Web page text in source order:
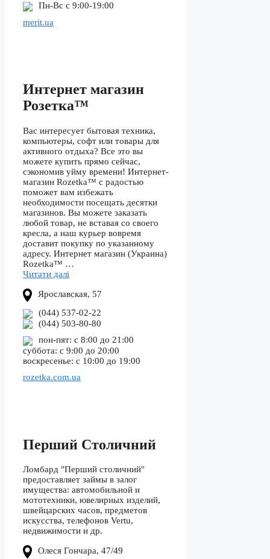
Пн-Вс с 9:00-19:00
merit.ua
Интернет магазин
Розетка™
Вас интересует бытовая техника,
компьютеры, софт или товары для
активного отдыха? Все это вы
можете купить прямо сейчас,
сэкономив уйму времени! Интернет-
магазин Rozetka™ с радостью
поможет вам избежать
необходимости посещать десятки
магазинов. Вы можете заказать
любой товар, не вставая со своего
кресла, а наш курьер вовремя
доставит покупку по указанному
адресу. Интернет магазин (Украина)
Rozetka™ …
Читати далі
Ярославская, 57
(044) 537-02-22
(044) 503-80-80
пон-пят: с 8:00 до 21:00
суббота: с 9:00 до 20:00
воскресенье: с 10:00 до 19:00
rozetka.com.ua
Перший Столичний
Ломбард "Перший столичний"
предоставляет займы в залог
имущества: автомобильной и
мототехники, ювелирных изделий,
швейцарских часов, предметов
искусства, телефонов Vertu,
недвижимости и др.
Олеся Гончара, 47/49